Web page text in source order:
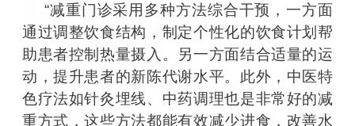
“减重门诊采用多种方法综合干预，一方面
通过调整饮食结构，制定个性化的饮食计划帮
助患者控制热量摄入。另一方面结合适量的运
动，提升患者的新陈代谢水平。此外，中医特
色疗法如针灸埋线、中药调理也是非常好的减
重方式，这些方法都能有效减少进食，改善水